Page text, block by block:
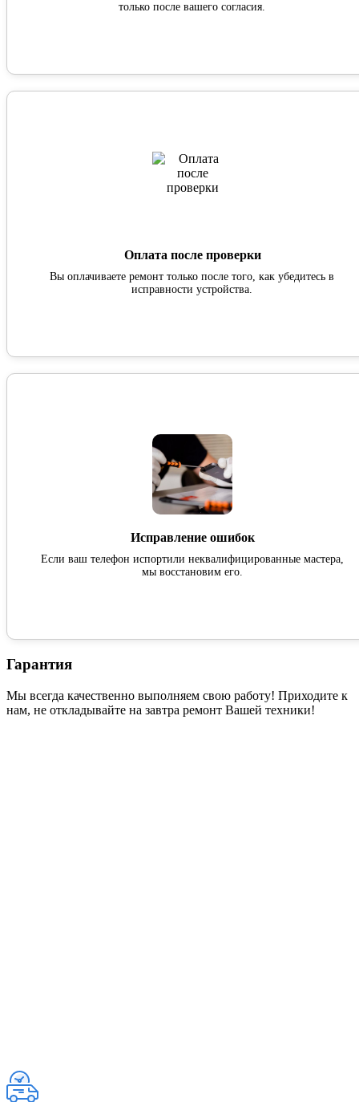
только после вашего согласия.
Оплата после проверки
Вы оплачиваете ремонт только после того, как убедитесь в
исправности устройства.
Исправление ошибок
Если ваш телефон испортили неквалифицированные мастера,
мы восстановим его.
Гарантия
Мы всегда качественно выполняем свою работу! Приходите к
нам, не откладывайте на завтра ремонт Вашей техники!